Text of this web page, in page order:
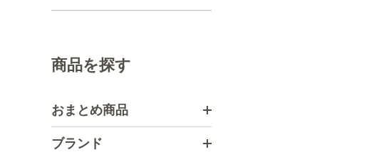
商品を探す
おまとめ商品
ブランド